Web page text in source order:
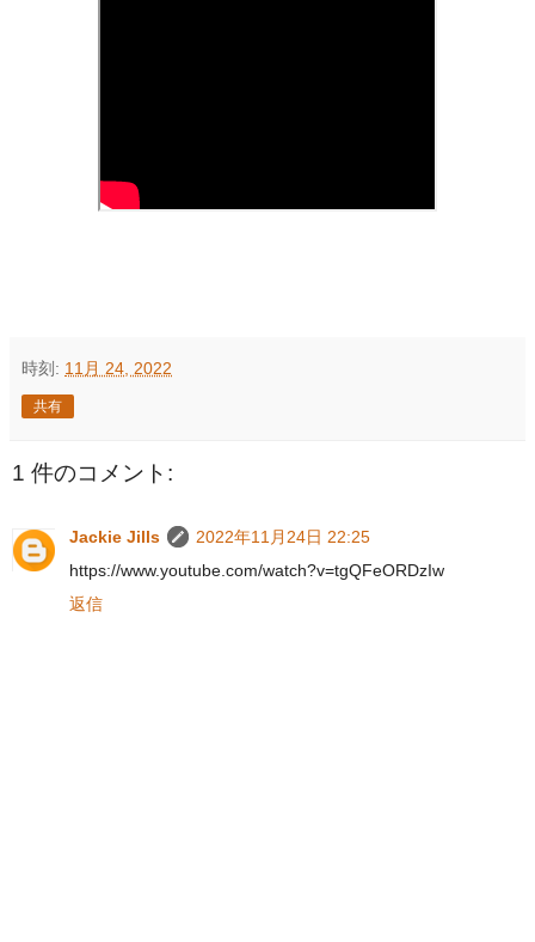
時刻: 11月 24, 2022
共有
1 件のコメント:
Jackie Jills
2022年11月24日 22:25
https://www.youtube.com/watch?v=tgQFeORDzIw
返信